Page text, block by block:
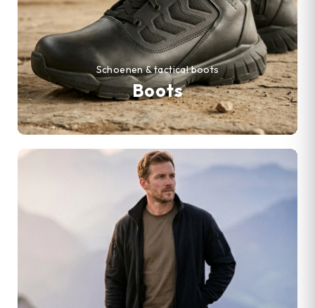
Boots
Schoenen & tactical boots